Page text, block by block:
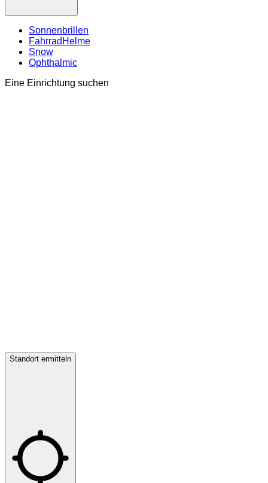
Sonnenbrillen
FahrradHelme
Snow
Ophthalmic
Eine Einrichtung suchen
Standort ermitteln